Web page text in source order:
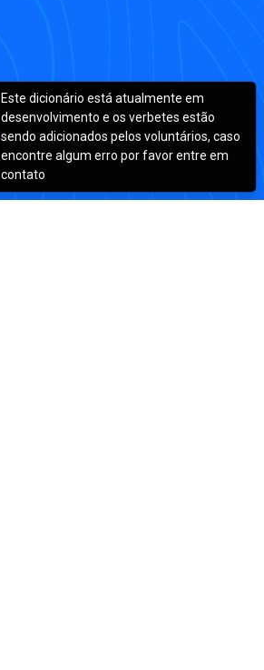
Este dicionário está atualmente em
desenvolvimento e os verbetes estão
sendo adicionados pelos voluntários, caso
encontre algum erro por favor entre em
contato